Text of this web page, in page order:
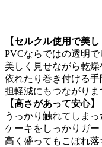
【セルクル使用で美
PVCならではの透明
美しく見せながら乾
依れたり巻き付ける
担軽減にもつながりま
【高さがあって安心】
うっかり触れてしま
ケーキをしっかりガ
高く盛ってもこぼれ